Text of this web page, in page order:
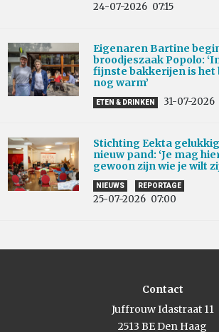
24-07-2026 07:15
Eigenaren Bartine
broodjeszaak Popolo:
fijnste bakkerijen is het
nog warm’
ETEN & DRINKEN 31-07-2026
Stichting Eekta
nieuw pand: ‘Je mag
gewoon zijn wie je wilt
NIEUWS REPORTAGE
25-07-2026 07:00
Contact
Juffrouw Idastraat 11
2513 BE Den Haag